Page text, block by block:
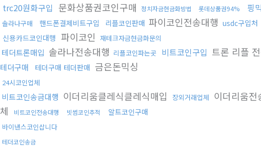
trc20원화구입 문화상품권코인구매 정치자금현금화방법 롯데상품권94% 핑
솔라나구매 핸드폰결제비트구입 리플코인판매 파이코인전송대행 usdc구입처
신용카드코인대행 파이코인 재테크자금현금화문의
테더트론매입 솔라나전송대행 리플코인파는곳 비트코인구입 트론 리플
테더구매
테더구매 테더판매 금은돈믹싱
24시코인업체
비트코인송금대행 이더리움클레식클레식매입 장외거래업체 이더리움전
체
비트코인전송대행 빗썸코인추적 알트코인구매
바이낸스코인삽니다
테더코인송금